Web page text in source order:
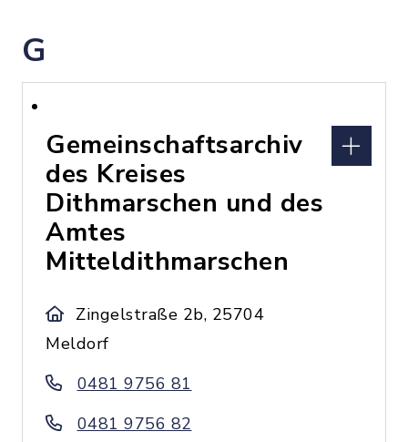
G
Gemeinschaftsarchiv
des Kreises
Dithmarschen und des
Amtes
Mitteldithmarschen
Zingelstraße 2b, 25704
Meldorf
0481 9756 81
0481 9756 82